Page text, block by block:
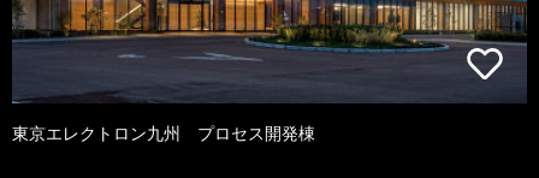
東京エレクトロン九州 プロセス開発棟